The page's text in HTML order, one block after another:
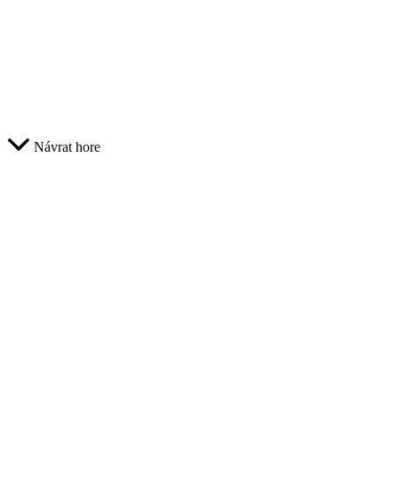
Návrat hore